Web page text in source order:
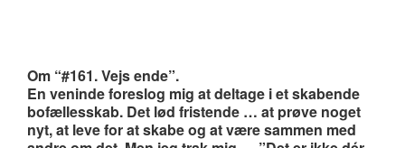
Om “#161. Vejs ende”.
En veninde foreslog mig at deltage i et skabende
bofællesskab. Det lød fristende … at prøve noget
nyt, at leve for at skabe og at være sammen med